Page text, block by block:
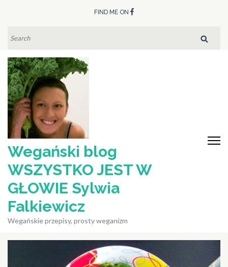
content
(Press
Enter)
FIND ME ON
Wegański blog
WSZYSTKO JEST W
GŁOWIE Sylwia
Falkiewicz
Wegańskie przepisy, prosty weganizm